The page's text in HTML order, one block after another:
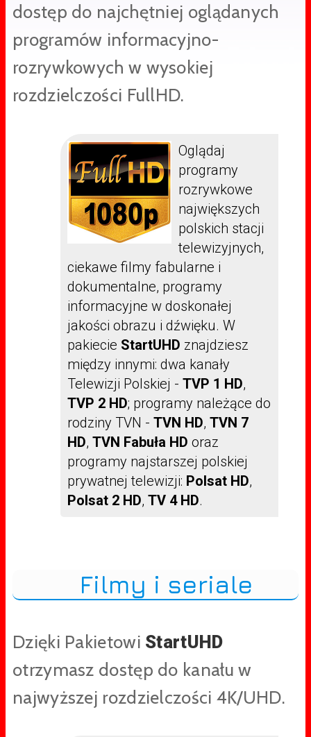
dostęp do najchętniej oglądanych
programów informacyjno-
rozrywkowych w wysokiej
rozdzielczości FullHD.
Oglądaj
programy
rozrywkowe
największych
polskich stacji
telewizyjnych,
ciekawe filmy fabularne i
dokumentalne, programy
informacyjne w doskonałej
jakości obrazu i dźwięku. W
pakiecie StartUHD znajdziesz
między innymi: dwa kanały
Telewizji Polskiej -TVP 1 HD,
TVP 2 HD; programy należące do
rodziny TVN -TVN HD,TVN 7
HD,TVN Fabuła HD oraz
programy najstarszej polskiej
prywatnej telewizji: Polsat HD,
Polsat 2 HD,TV 4 HD.
Filmy i seriale
Dzięki Pakietowi StartUHD
otrzymasz dostęp do kanału w
najwyższej rozdzielczości 4K/UHD.